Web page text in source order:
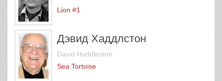
Lion #1
Дэвид Хаддлстон
David Huddleston
Sea Tortoise